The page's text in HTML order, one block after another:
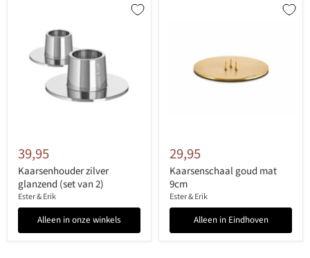
39,95
Kaarsenhouder zilver
glanzend (set van 2)
Ester & Erik
Alleen in onze winkels
29,95
Kaarsenschaal goud mat
9cm
Ester & Erik
Alleen in Eindhoven